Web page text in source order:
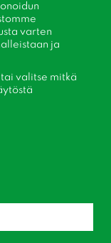
varten
​​ja
valitse mitkä